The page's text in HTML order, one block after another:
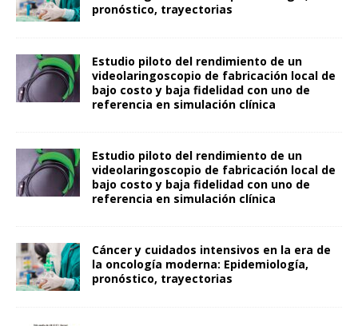
pronóstico, trayectorias
Estudio piloto del rendimiento de un
videolaringoscopio de fabricación local de
bajo costo y baja fidelidad con uno de
referencia en simulación clínica
Estudio piloto del rendimiento de un
videolaringoscopio de fabricación local de
bajo costo y baja fidelidad con uno de
referencia en simulación clínica
Cáncer y cuidados intensivos en la era de
la oncología moderna: Epidemiología,
pronóstico, trayectorias